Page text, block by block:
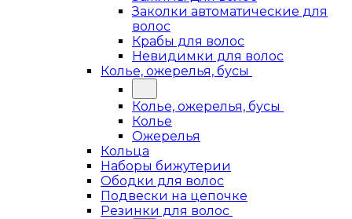
Заколки автоматические для
волос
Крабы для волос
Невидимки для волос
Колье, ожерелья, бусы
Колье, ожерелья, бусы
Колье
Ожерелья
Кольца
Наборы бижутерии
Ободки для волос
Подвески на цепочке
Резинки для волос